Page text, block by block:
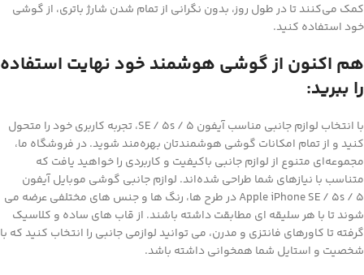
کمک می‌کنند تا در طول روز، بدون نگرانی از تمام شدن شارژ باتری، از گوشی
خود استفاده کنید.
هم اکنون از گوشی هوشمند خود نهایت استفاده
را ببرید:
با انتخاب لوازم جانبی مناسب آیفون SE / 5s / 5، تجربه کاربری خود را متحول
کنید و از تمام امکانات گوشی هوشمندتان بهره‌مند شوید. در فروشگاه ما،
مجموعه‌ای متنوع از لوازم جانبی باکیفیت و کاربردی را خواهید یافت که
متناسب با نیازهای شما طراحی شده‌اند. لوازم جانبی گوشی موبایل آیفون
Apple iPhone SE / 5s / 5 در طرح ها، رنگ ها و جنس های مختلفی عرضه می
شوند تا با هر سلیقه ای مطابقت داشته باشند. از قاب های ساده و کلاسیک
گرفته تا کاورهای فانتزی و مدرن، می توانید لوازمی جانبی را انتخاب کنید که با
شخصیت و استایل شما همخوانی داشته باشد.